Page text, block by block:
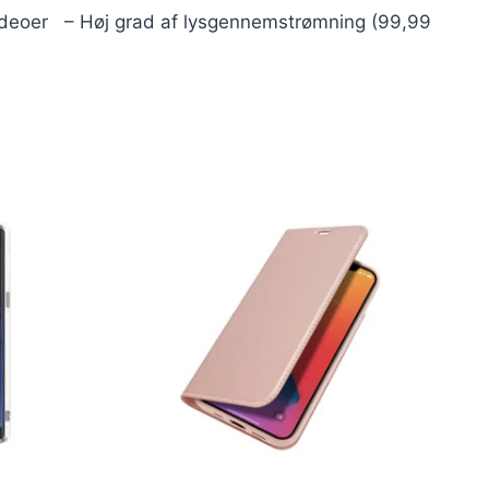
– Høj grad af lysgennemstrømning (99,99